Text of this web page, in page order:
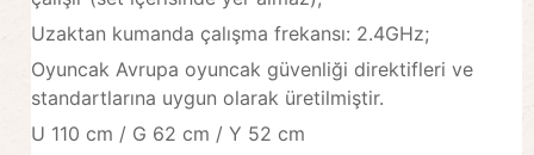
Uzaktan kumanda çalışma frekansı: 2.4GHz;
Oyuncak Avrupa oyuncak güvenliği direktifleri ve
standartlarına uygun olarak üretilmiştir.
U 110 cm / G 62 cm / Y 52 cm